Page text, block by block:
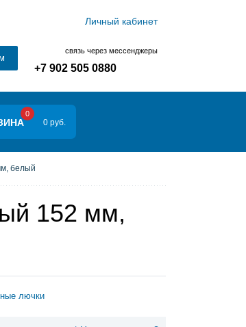
Личный кабинет
связь через мессенджеры
+7 902 505 0880
0
0 руб.
белый
152 мм,
лючки